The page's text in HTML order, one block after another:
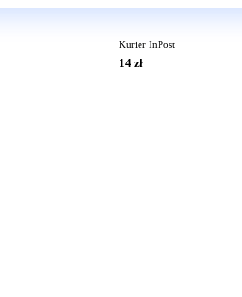
Kurier InPost
14 zł